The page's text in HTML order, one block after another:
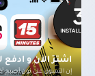
اشترِ الآن و ادفع
إن التسوق على نون أصبح